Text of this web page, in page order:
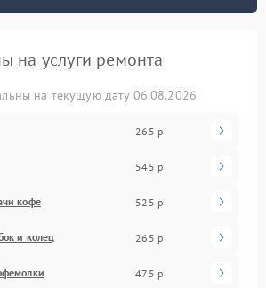
на услуги ремонта
на текущую дату 06.08.2026
265 р
545 р
кофе 525 р
и колец 265 р
475 р